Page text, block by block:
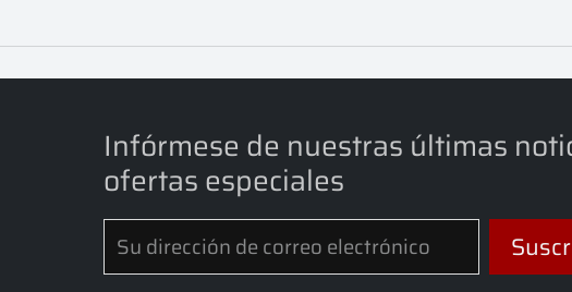
Infórmese de nuestras últimas
ofertas especiales